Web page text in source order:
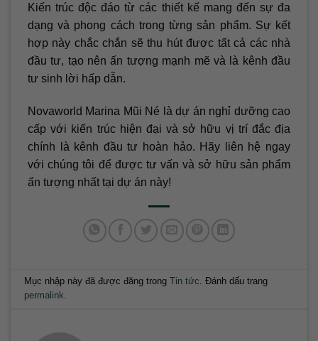
Kiến trúc độc đáo từ các thiết kế mang đến sự đa
dạng và phong cách trong từng sản phẩm. Sự kết
hợp này chắc chắn sẽ thu hút được tất cả các nhà
đầu tư, tạo nên ấn tượng mạnh mẽ và là kênh đầu
tư sinh lời hấp dẫn.
Novaworld Marina Mũi Né là dự án nghỉ dưỡng cao
cấp với kiến trúc hiện đại và sở hữu vị trí đắc địa
chính là kênh đầu tư hoàn hảo. Hãy liên hệ ngay
với chúng tôi để được tư vấn và sở hữu sản phẩm
ấn tượng nhất tại dự án này!
Mục nhập này đã được đăng trongTin tức . Đánh dấu trang
permalink